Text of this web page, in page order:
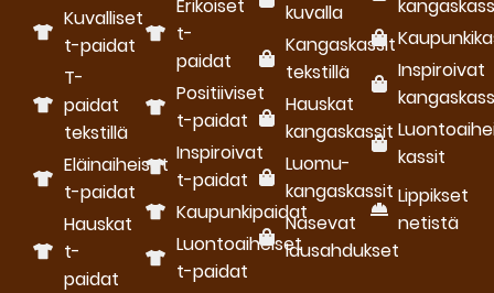
Kuvalliset
t-paidat
T-
paidat
tekstillä
Eläinaiheiset
t-paidat
Hauskat
t-
paidat
Erikoiset
t-
paidat
Positiiviset
t-paidat
Inspiroivat
t-paidat
Kaupunkipaidat
Luontoaiheiset
t-paidat
kuvalla
Kangaskassit
tekstillä
Hauskat
kangaskassit
Luomu­
kangaskassit
Nasevat
lausahdukset
Inspiroivat
kassit
Lippikset
netistä